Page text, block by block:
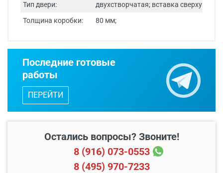
Тип двери:
двухстворчатая; вставка сверху
Толщина коробки:
80 мм;
Бесплатный выезд специалиста
каталогом входных дверей, образцами
Последние готовые
работы
ПЕРЕЙТИ
Остались вопросы? Звоните!
8 (916) 073-0553
8 (495) 970-7233